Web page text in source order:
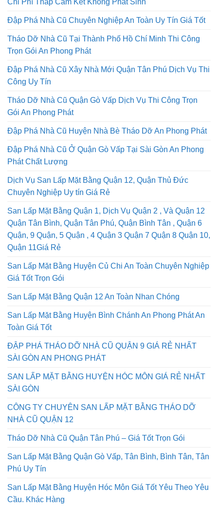
Chi Phí Thấp Cam Kết Không Phát Sinh
Đập Phá Nhà Cũ Chuyên Nghiệp An Toàn Uy Tín Giá Tốt
Tháo Dỡ Nhà Cũ Tại Thành Phố Hồ Chí Minh Thi Công
Trọn Gói An Phong Phát
Đập Phá Nhà Cũ Xây Nhà Mới Quận Tân Phú Dịch Vụ Thi
Công Uy Tín
Tháo Dỡ Nhà Cũ Quận Gò Vấp Dịch Vụ Thi Công Trọn
Gói An Phong Phát
Đập Phá Nhà Cũ Huyện Nhà Bè Tháo Dỡ An Phong Phát
Đập Phá Nhà Cũ Ở Quận Gò Vấp Tại Sài Gòn An Phong
Phát Chất Lượng
Dịch Vụ San Lấp Mặt Bằng Quận 12, Quận Thủ Đức
Chuyên Nghiệp Uy tín Giá Rẻ
San Lấp Mặt Bằng Quận 1, Dịch Vụ Quận 2 , Và Quận 12
Quận Tân Bình, Quận Tân Phú, Quận Bình Tân , Quận 6
Quận, 9 Quận, 5 Quận , 4 Quận 3 Quận 7 Quận 8 Quận 10,
Quận 11Giá Rẻ
San Lấp Mặt Bằng Huyện Củ Chi An Toàn Chuyên Nghiệp
Giá Tốt Trọn Gói
San Lấp Mặt Bằng Quận 12 An Toàn Nhan Chóng
San Lấp Mặt Bằng Huyện Bình Chánh An Phong Phát An
Toàn Giá Tốt
ĐẬP PHÁ THÁO DỠ NHÀ CŨ QUẬN 9 GIÁ RẺ NHẤT
SÀI GÒN AN PHONG PHÁT
SAN LẤP MẶT BẰNG HUYỆN HÓC MÔN GIÁ RẺ NHẤT
SÀI GÒN
CÔNG TY CHUYÊN SAN LẤP MẶT BẰNG THÁO DỠ
NHÀ CŨ QUẬN 12
Tháo Dỡ Nhà Cũ Quận Tân Phú – Giá Tốt Trọn Gói
San Lấp Mặt Bằng Quận Gò Vấp, Tân Bình, Bình Tân, Tân
Phú Uy Tín
San Lấp Mặt Bằng Huyện Hóc Môn Giá Tốt Yêu Theo Yêu
Cầu. Khác Hàng